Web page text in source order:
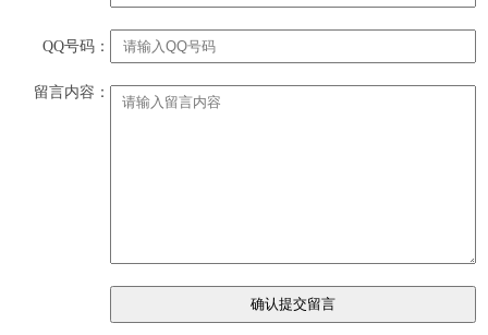
QQ号码：
留言内容：